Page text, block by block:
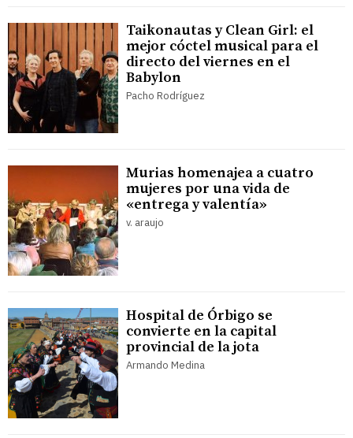
Taikonautas y Clean Girl: el
mejor cóctel musical para el
directo del viernes en el
Babylon
Pacho Rodríguez
Murias homenajea a cuatro
mujeres por una vida de
«entrega y valentía»
v. araujo
Hospital de Órbigo se
convierte en la capital
provincial de la jota
Armando Medina